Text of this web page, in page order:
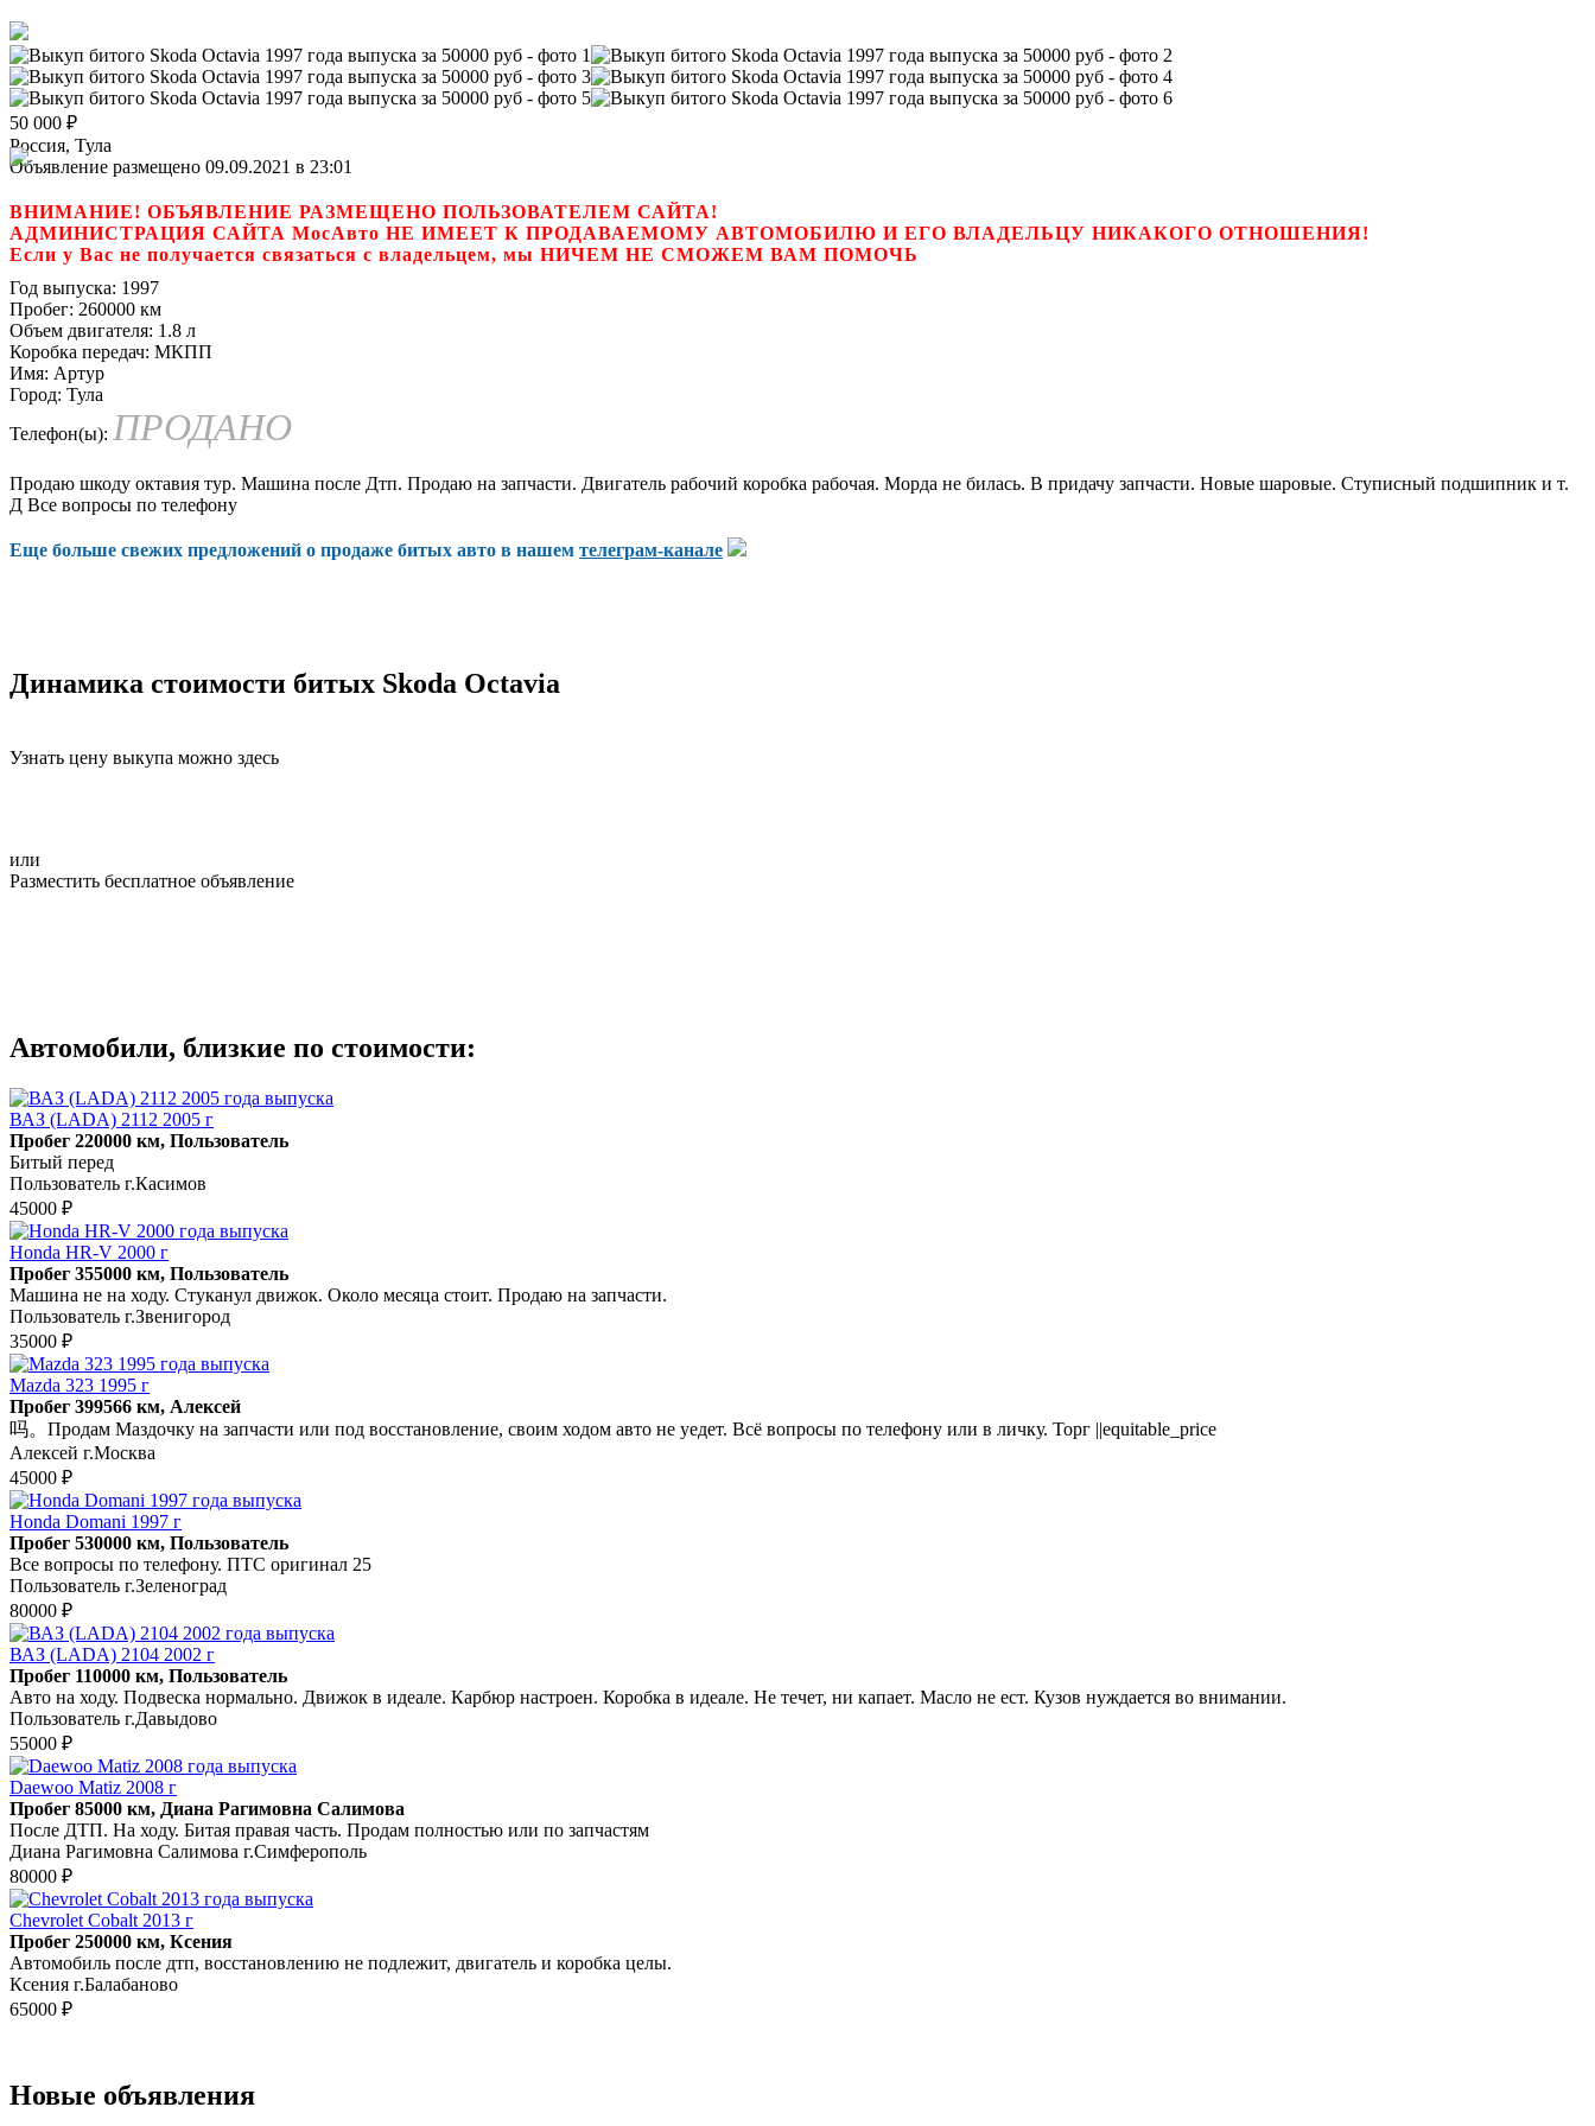
50 000 ₽
Россия, Тула
Объявление размещено 09.09.2021 в 23:01
ВНИМАНИЕ! ОБЪЯВЛЕНИЕ РАЗМЕЩЕНО ПОЛЬЗОВАТЕЛЕМ САЙТА!
АДМИНИСТРАЦИЯ САЙТА МосАвто НЕ ИМЕЕТ К ПРОДАВАЕМОМУ АВТОМОБИЛЮ И ЕГО ВЛАДЕЛЬЦУ НИКАКОГО ОТНОШЕНИЯ!
Если у Вас не получается связаться с владельцем, мы НИЧЕМ НЕ СМОЖЕМ ВАМ ПОМОЧЬ
Год выпуска: 1997
Пробег: 260000 км
Объем двигателя: 1.8 л
Коробка передач: МКПП
Имя: Артур
Город: Тула
Телефон(ы): ПРОДАНО
Продаю шкоду октавия тур. Машина после Дтп. Продаю на запчасти. Двигатель рабочий коробка рабочая. Морда не билась. В придачу запчасти. Новые шаровые. Ступисный подшипник и т.
Д Все вопросы по телефону
Еще больше свежих предложений о продаже битых авто в нашем телеграм-канале
Динамика стоимости битых Skoda Octavia
Узнать цену выкупа можно здесь
или
Разместить бесплатное объявление
Автомобили, близкие по стоимости:
ВАЗ (LADA) 2112 2005 г
Пробег 220000 км, Пользователь
Битый перед
Пользователь г.Касимов
45000 ₽
Honda HR-V 2000 г
Пробег 355000 км, Пользователь
Машина не на ходу. Стуканул движок. Около месяца стоит. Продаю на запчасти.
Пользователь г.Звенигород
35000 ₽
Mazda 323 1995 г
Пробег 399566 км, Алексей
吗。Продам Маздочку на запчасти или под восстановление, своим ходом авто не уедет. Всё вопросы по телефону или в личку. Торг ||equitable_price
Алексей г.Москва
45000 ₽
Honda Domani 1997 г
Пробег 530000 км, Пользователь
Все вопросы по телефону. ПТС оригинал 25
Пользователь г.Зеленоград
80000 ₽
ВАЗ (LADA) 2104 2002 г
Пробег 110000 км, Пользователь
Авто на ходу. Подвеска нормально. Движок в идеале. Карбюр настроен. Коробка в идеале. Не течет, ни капает. Масло не ест. Кузов нуждается во внимании.
Пользователь г.Давыдово
55000 ₽
Daewoo Matiz 2008 г
Пробег 85000 км, Диана Рагимовна Салимова
После ДТП. На ходу. Битая правая часть. Продам полностью или по запчастям
Диана Рагимовна Салимова г.Симферополь
80000 ₽
Chevrolet Cobalt 2013 г
Пробег 250000 км, Ксения
Автомобиль после дтп, восстановлению не подлежит, двигатель и коробка целы.
Ксения г.Балабаново
65000 ₽
Новые объявления